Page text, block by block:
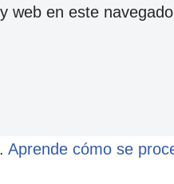
web en este
Aprende cómo se